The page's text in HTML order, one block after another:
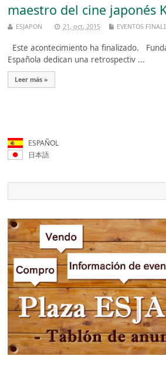
maestro del cine japonés
ESJAPON 21, oct, 2015 EVENTOS
Este acontecimiento ha finalizado.
Española dedican una retrospectiv ...
Leer más »
ESPAÑOL
日本語